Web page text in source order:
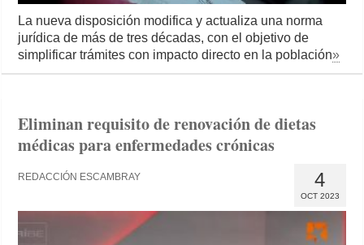
La nueva disposición modifica y actualiza una norma
jurídica de más de tres décadas, con el objetivo de
simplificar trámites con impacto directo en la población»
Eliminan requisito de renovación de dietas
médicas para enfermedades crónicas
4
OCT 2023
REDACCIÓN ESCAMBRAY